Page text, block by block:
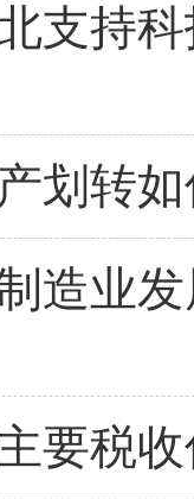
支持
划转
造业
要税